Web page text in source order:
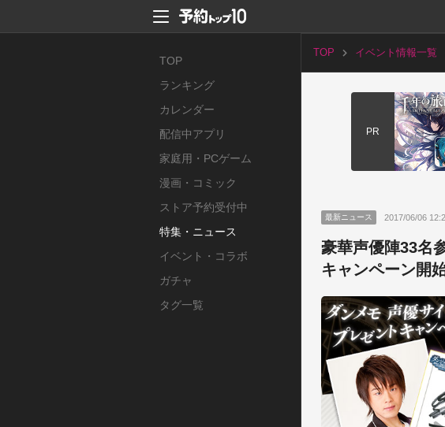
TOP
ランキング
カレンダー
配信中アプリ
家庭用・PCゲーム
漫画・コミック
ストア予約受付中
特集・ニュース
イベント・コラボ
ガチャ
タグ一覧
TOP イベント情報一覧
PR
最新ニュース 2017/06/06
豪華声優陣33名
キャンペーン開始